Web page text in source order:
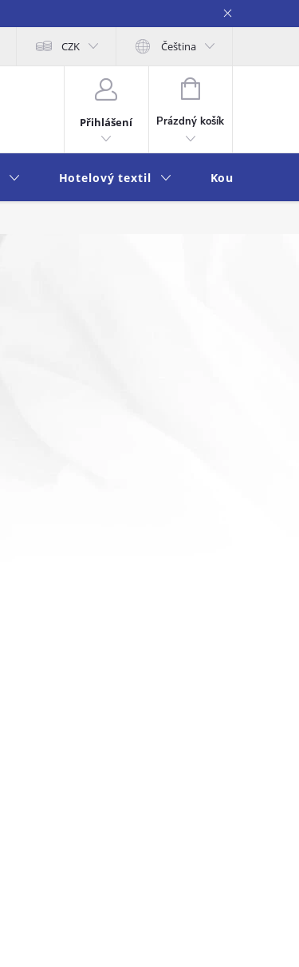
Moje objednávka
CZK Čeština
Přihlášení
NÁKUPNÍ
KOŠÍK
Prázdný košík
Hotelový textil Koupelna a